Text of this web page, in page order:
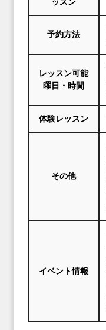
予約方法
レッスン可能
曜日・時間
体験レッスン
その他
イベント情報